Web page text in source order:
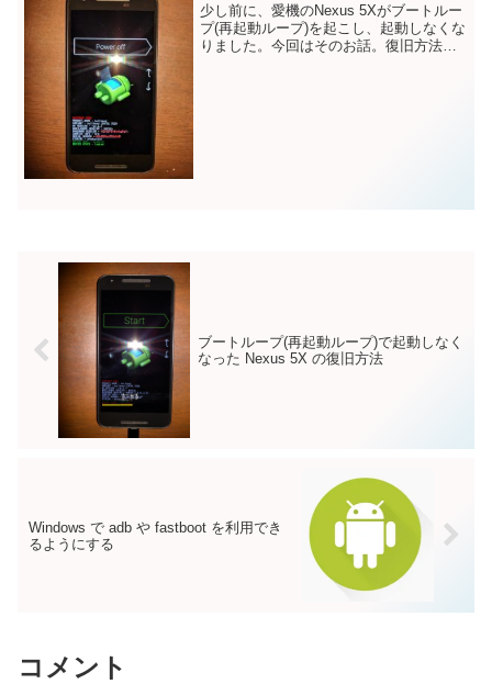
少し前に、愛機のNexus 5Xがブートルー
プ(再起動ループ)を起こし、起動しなくな
りました。今回はそのお話。復旧方法は
ブートループ(再起動ループ)で起動しなく
なった Nexus 5X の復旧方法
Windows で adb や fastboot を利用でき
るようにする
コメント